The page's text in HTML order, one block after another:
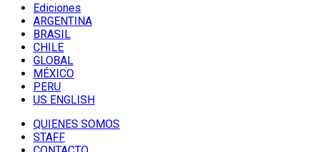
Ediciones
ARGENTINA
BRASIL
CHILE
GLOBAL
MÉXICO
PERU
US ENGLISH
QUIENES SOMOS
STAFF